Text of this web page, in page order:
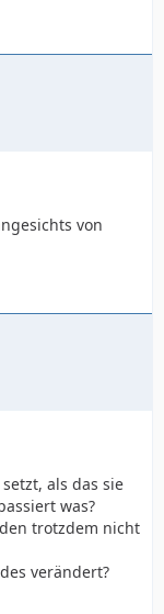
von
als das sie
was?
trotzdem nicht
verändert?